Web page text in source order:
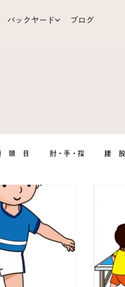
バックヤード ブログ
頭 目 肘・手・指 腰
ーツ障害
調 原因不明 歯 口 あご